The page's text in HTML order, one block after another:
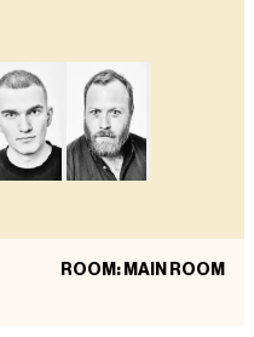
ROOM: MAIN ROOM